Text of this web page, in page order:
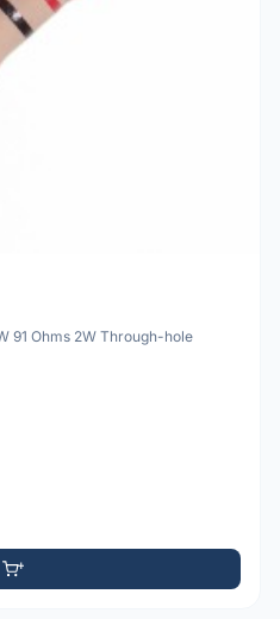
91 Ohms 2W Through-hole